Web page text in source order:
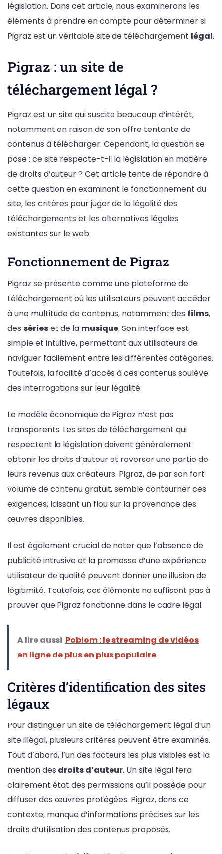
législation. Dans cet article, nous examinerons les
éléments à prendre en compte pour déterminer si
Pigraz est un véritable site de téléchargement légal.
Pigraz : un site de
téléchargement légal ?
Pigraz est un site qui suscite beaucoup d’intérêt,
notamment en raison de son offre tentante de
contenus à télécharger. Cependant, la question se
pose : ce site respecte-t-il la législation en matière
de droits d’auteur ? Cet article tente de répondre à
cette question en examinant le fonctionnement du
site, les critères pour juger de la légalité des
téléchargements et les alternatives légales
existantes sur le web.
Fonctionnement de Pigraz
Pigraz se présente comme une plateforme de
téléchargement où les utilisateurs peuvent accéder
à une multitude de contenus, notamment des films,
des sérieset de la musique. Son interface est
simple et intuitive, permettant aux utilisateurs de
naviguer facilement entre les différentes catégories.
Toutefois, la facilité d’accès à ces contenus soulève
des interrogations sur leur légalité.
Le modèle économique de Pigraz n’est pas
transparents. Les sites de téléchargement qui
respectent la législation doivent généralement
obtenir les droits d’auteur et reverser une partie de
leurs revenus aux créateurs. Pigraz, de par son fort
volume de contenu gratuit, semble contourner ces
exigences, laissant un flou sur la provenance des
œuvres disponibles.
Il est également crucial de noter que l’absence de
publicité intrusive et la promesse d’une expérience
utilisateur de qualité peuvent donner une illusion de
légitimité. Toutefois, ces éléments ne suffisent pas à
prouver que Pigraz fonctionne dans le cadre légal.
A lire aussi Poblom : le streaming de vidéos
en ligne de plus en plus populaire
Critères d’identification des sites
légaux
Pour distinguer un site de téléchargement légal d’un
site illégal, plusieurs critères peuvent être examinés.
Tout d’abord, l’un des facteurs les plus visibles est la
mention des droits d’auteur. Un site légal fera
clairement état des permissions qu’il possède pour
diffuser des œuvres protégées. Pigraz, dans ce
contexte, manque d’informations précises sur les
droits d’utilisation des contenus proposés.